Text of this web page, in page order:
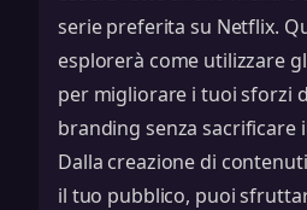
serie preferita su Netflix.
esplorerà come utilizzare
per migliorare i tuoi sforzi
branding senza sacrificare
Dalla creazione di
il tuo pubblico, puoi